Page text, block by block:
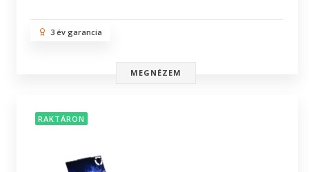
3 év garancia
MEGNÉZEM
RAKTÁRON